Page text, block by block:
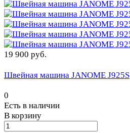
19 900 руб.
Швейная машина JANOME J925S
0
Есть в наличии
В корзину